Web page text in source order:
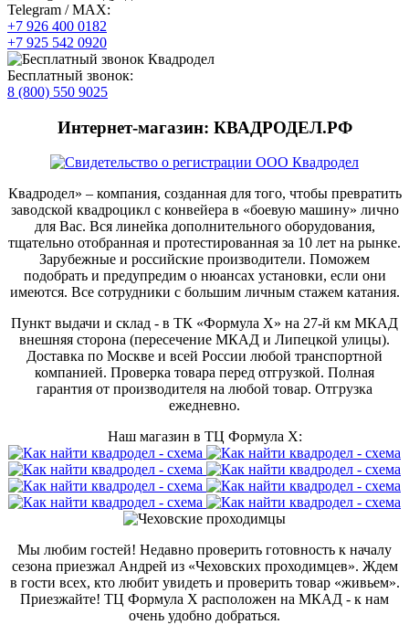
Telegram / MAX:
+7 926 400 0182
+7 925 542 0920
Бесплатный звонок:
8 (800) 550 9025
Интернет-магазин: КВАДРОДЕЛ.РФ
Квадродел» – компания, созданная для того, чтобы превратить
заводской квадроцикл с конвейера в «боевую машину» лично
для Вас. Вся линейка дополнительного оборудования,
тщательно отобранная и протестированная за 10 лет на рынке.
Зарубежные и российские производители. Поможем
подобрать и предупредим о нюансах установки, если они
имеются. Все сотрудники с большим личным стажем катания.
Пункт выдачи и склад - в ТК «Формула X» на 27-й км МКАД
внешняя сторона (пересечение МКАД и Липецкой улицы).
Доставка по Москве и всей России любой транспортной
компанией. Проверка товара перед отгрузкой. Полная
гарантия от производителя на любой товар. Отгрузка
ежедневно.
Наш магазин в ТЦ Формула Х:
Мы любим гостей! Недавно проверить готовность к началу
сезона приезжал Андрей из «Чеховских проходимцев». Ждем
в гости всех, кто любит увидеть и проверить товар «живьем».
Приезжайте! ТЦ Формула Х расположен на МКАД - к нам
очень удобно добраться.